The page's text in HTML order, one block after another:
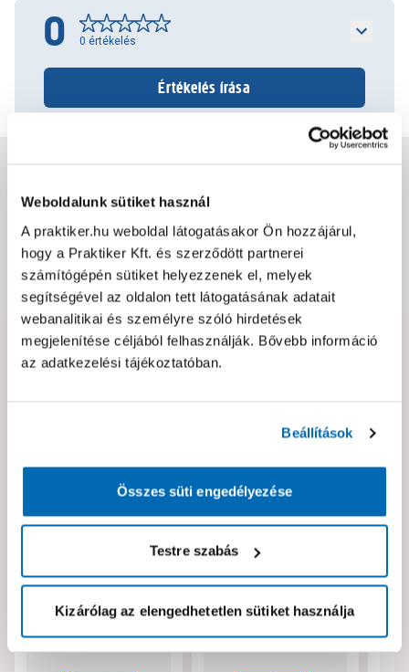
Weboldalunk sütiket használ
A praktiker.hu weboldal látogatásakor Ön hozzájárul,
hogy a Praktiker Kft. és szerződött partnerei
számítógépén sütiket helyezzenek el, melyek
segítségével az oldalon tett látogatásának adatait
webanalitikai és személyre szóló hirdetések
megjelenítése céljából felhasználják. Bővebb információ
az adatkezelési tájékoztatóban.
Beállítások
Összes süti engedélyezése
Testre szabás
Kizárólag az elengedhetetlen sütiket használja
0 0 értékelés
Értékelés írása
Csomagolási és súly információk
Dokumentumok, felelős személy
Hibát találtál az oldalon vagy a termék leírásában?